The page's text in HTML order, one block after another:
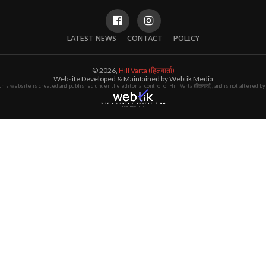
LATEST NEWS CONTACT POLICY
© 2026, Hill Varta (हिलवार्ता)
Website Developed & Maintained by Webtik Media
website is created and published under the editorial control of Hill Varta (हिलवार्ता), and is not altered